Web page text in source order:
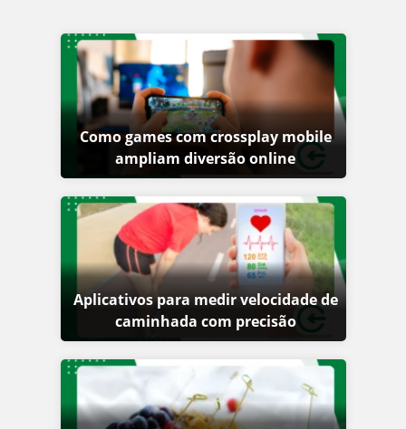
Como games com crossplay mobile
ampliam diversão online
Aplicativos para medir velocidade de
caminhada com precisão